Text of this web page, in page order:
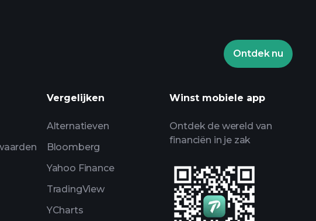
marktanalyse
Billionaire Portfolios
Ontdek nu
Vergelijken
Alternatieven
Bloomberg
Yahoo Finance
TradingView
YCharts
Winst mobiele app
Ontdek de wereld van
financiën in je zak